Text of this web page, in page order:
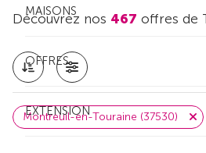
MAISONS
OFFRES
EXTENSION
Découvrez nos 467 offres de
Montreuil-en-Touraine (37530)